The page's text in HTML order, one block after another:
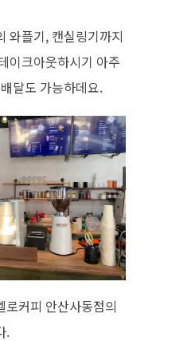
와플기, 캔실링기까지
이크아웃하시기 아주
달도 가능하데요.
로커피 안산사동점의
.